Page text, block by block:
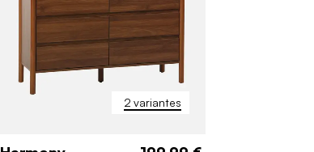
2 variantes